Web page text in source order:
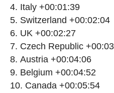
Italy +00:01:39
Switzerland +00:02:04
UK +00:02:27
Czech Republic
Austria +00:04:06
Belgium +00:04:52
Canada +00:05:54